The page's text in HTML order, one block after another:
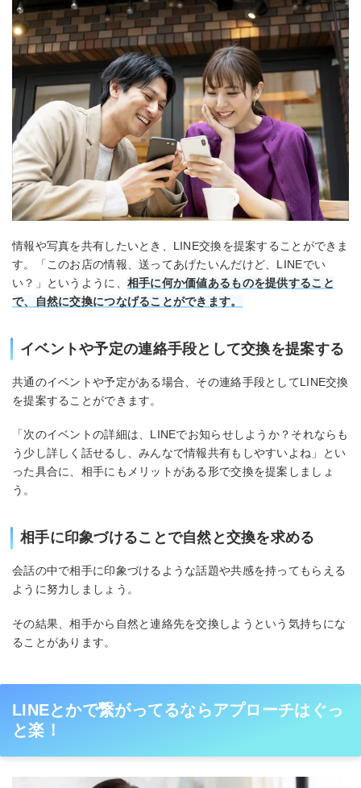
情報や写真を共有したいとき、LINE交換を提案することができま
す。「このお店の情報、送ってあげたいんだけど、LINEでい
い？」というように、 相手に何か価値あるものを提供すること
で、自然に交換につなげることができます。
イベントや予定の連絡手段として交換を提案する
共通のイベントや予定がある場合、その連絡手段としてLINE交換
を提案することができます。
「次のイベントの詳細は、LINEでお知らせしようか？それならも
う少し詳しく話せるし、みんなで情報共有もしやすいよね」とい
った具合に、相手にもメリットがある形で交換を提案しましょ
う。
相手に印象づけることで自然と交換を求める
会話の中で相手に印象づけるような話題や共感を持ってもらえる
ように努力しましょう。
その結果、相手から自然と連絡先を交換しようという気持ちにな
ることがあります。
LINEとかで繋がってるならアプローチはぐっ
と楽！